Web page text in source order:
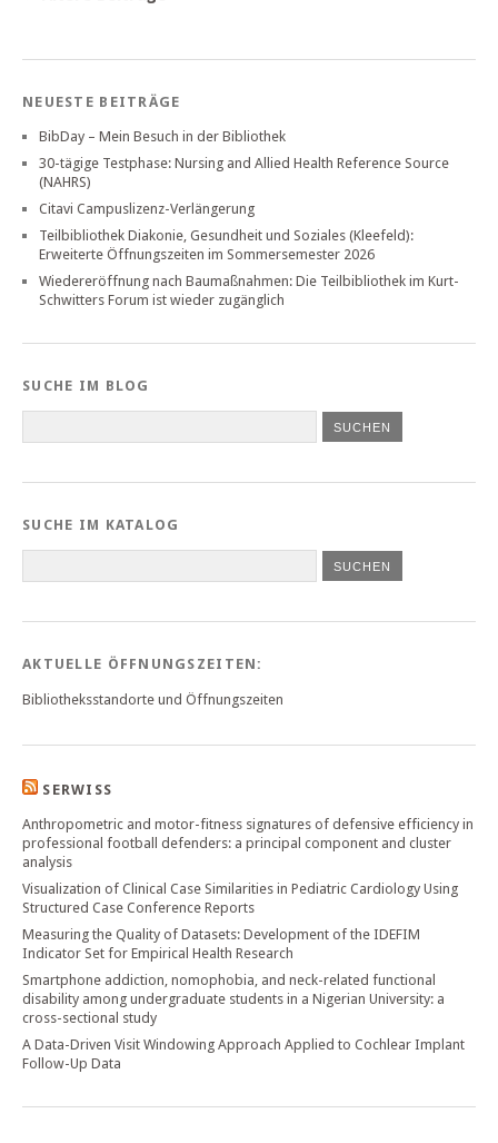
NEUESTE BEITRÄGE
BibDay – Mein Besuch in der Bibliothek
30-tägige Testphase: Nursing and Allied Health Reference Source
(NAHRS)
Citavi Campuslizenz-Verlängerung
Teilbibliothek Diakonie, Gesundheit und Soziales (Kleefeld):
Erweiterte Öffnungszeiten im Sommersemester 2026
Wiedereröffnung nach Baumaßnahmen: Die Teilbibliothek im Kurt-
Schwitters Forum ist wieder zugänglich
SUCHE IM BLOG
SUCHE IM KATALOG
SUCHEN
AKTUELLE ÖFFNUNGSZEITEN:
Bibliotheksstandorte und Öffnungszeiten
SERWISS
Anthropometric and motor-fitness signatures of defensive efficiency in
professional football defenders: a principal component and cluster
analysis
Visualization of Clinical Case Similarities in Pediatric Cardiology Using
Structured Case Conference Reports
Measuring the Quality of Datasets: Development of the IDEFIM
Indicator Set for Empirical Health Research
Smartphone addiction, nomophobia, and neck-related functional
disability among undergraduate students in a Nigerian University: a
cross-sectional study
A Data-Driven Visit Windowing Approach Applied to Cochlear Implant
Follow-Up Data